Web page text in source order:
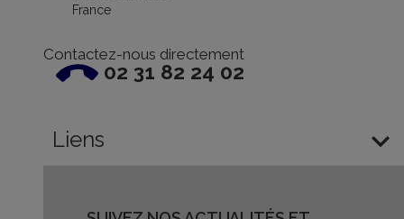
France
Contactez-nous directement
02 31 82 24 02
Liens 